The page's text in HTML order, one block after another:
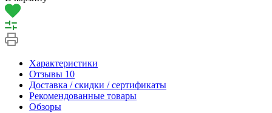
Характеристики
Отзывы 10
Доставка / скидки / сертификаты
Рекомендованные товары
Обзоры